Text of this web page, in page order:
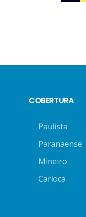
COBERTURA
Paulista
Paranaense
Mineiro
Carioca